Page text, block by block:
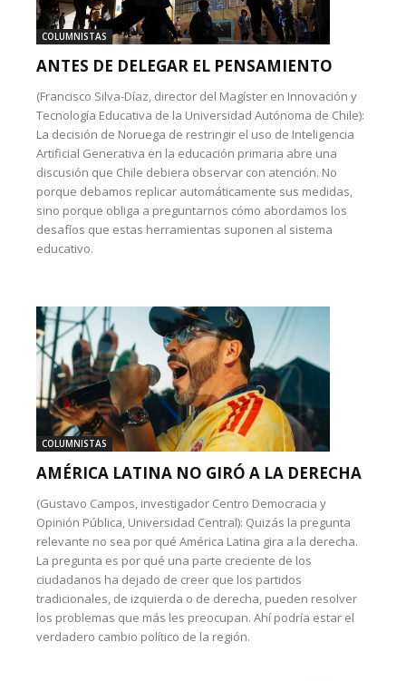
COLUMNISTAS
ANTES DE DELEGAR EL PENSAMIENTO
(Francisco Silva-Díaz, director del Magíster en Innovación y
Tecnología Educativa de la Universidad Autónoma de Chile):
La decisión de Noruega de restringir el uso de Inteligencia
Artificial Generativa en la educación primaria abre una
discusión que Chile debiera observar con atención. No
porque debamos replicar automáticamente sus medidas,
sino porque obliga a preguntarnos cómo abordamos los
desafíos que estas herramientas suponen al sistema
educativo.
COLUMNISTAS
AMÉRICA LATINA NO GIRÓ A LA DERECHA
(Gustavo Campos, investigador Centro Democracia y
Opinión Pública, Universidad Central): Quizás la pregunta
relevante no sea por qué América Latina gira a la derecha.
La pregunta es por qué una parte creciente de los
ciudadanos ha dejado de creer que los partidos
tradicionales, de izquierda o de derecha, pueden resolver
los problemas que más les preocupan. Ahí podría estar el
verdadero cambio político de la región.